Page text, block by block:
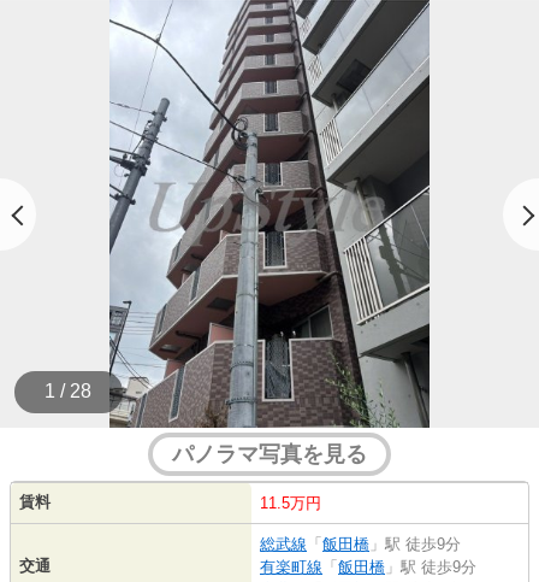
1 / 28
パノラマ写真を見る
賃料 11.5万円
交通
総武線 「 飯田橋 」駅 徒歩9分
有楽町線 「 飯田橋 」駅 徒歩9分